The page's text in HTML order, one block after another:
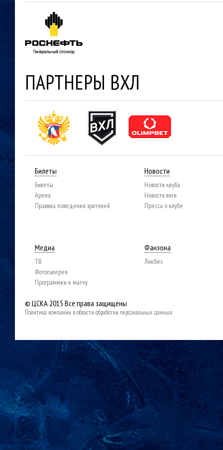
ПАРТНЕРЫ ВХЛ
Билеты
Билеты
Арена
Правила поведения зрителей
Новости
Новости клуба
Новости лиги
Пресса о клубе
Медиа
ТВ
Фотогалерея
Программки к матчу
Фанзона
Ликбез
© ЦСКА 2015 Все права защищены
Политика компании в области обработки персональных данных